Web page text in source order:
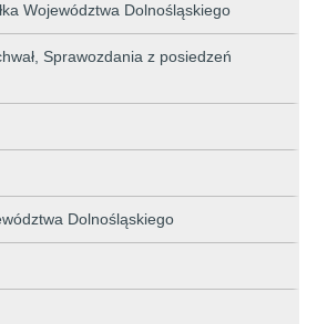
Województwa Dolnośląskiego
Sprawozdania z posiedzeń
Dolnośląskiego